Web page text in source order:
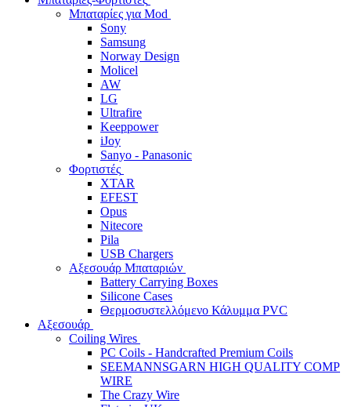
Μπαταρίες για Mod
Sony
Samsung
Norway Design
Molicel
AW
LG
Ultrafire
Keeppower
iJoy
Sanyo - Panasonic
Φορτιστές
XTAR
EFEST
Opus
Nitecore
Pila
USB Chargers
Αξεσουάρ Μπαταριών
Battery Carrying Boxes
Silicone Cases
Θερμοσυστελλόμενο Κάλυμμα PVC
Αξεσουάρ
Coiling Wires
PC Coils - Handcrafted Premium Coils
SEEMANNSGARN HIGH QUALITY COMP
WIRE
The Crazy Wire